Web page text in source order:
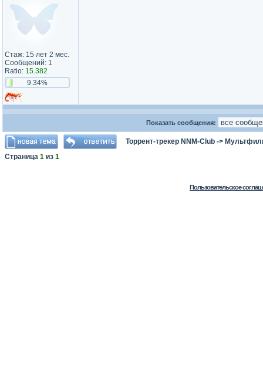
Стаж: 15 лет 2 мес.
Сообщений: 1
Ratio: 15.382
9.34%
Показать сообщения:
Торрент-трекер NNM-Club ->
Страница 1 из 1
Пользовательское